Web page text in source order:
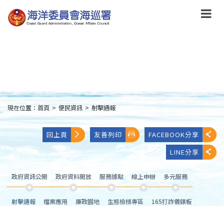
到
主
:::
現在位置： 首頁 > 便民資訊 > 射擊通報
回上頁 友善列印
FACEBOOK分享
LINE分享
政府資訊公開 政府資料開放 服務據點 線上申辦 多元服務
射擊通報 檔案應用 廉政園地 生態檢核專區 165打詐儀錶板